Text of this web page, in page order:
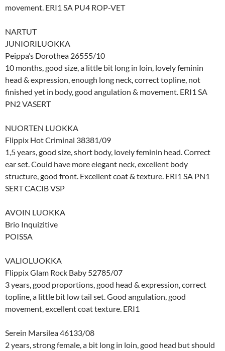
movement. ERI1 SA PU4 ROP-VET
NARTUT
JUNIORILUOKKA
Peippa’s Dorothea 26555/10
10 months, good size, a little bit long in loin, lovely feminin
head & expression, enough long neck, correct topline, not
finished yet in body, good angulation & movement. ERI1 SA
PN2 VASERT
NUORTEN LUOKKA
Flippix Hot Criminal 38381/09
1,5 years, good size, short body, lovely feminin head. Correct
ear set. Could have more elegant neck, excellent body
structure, good front. Excellent coat & texture. ERI1 SA PN1
SERT CACIB VSP
AVOIN LUOKKA
Brio Inquizitive
POISSA
VALIOLUOKKA
Flippix Glam Rock Baby 52785/07
3 years, good proportions, good head & expression, correct
topline, a little bit low tail set. Good angulation, good
movement, excellent coat texture. ERI1
Serein Marsilea 46133/08
2 years, strong female, a bit long in loin, good head but should